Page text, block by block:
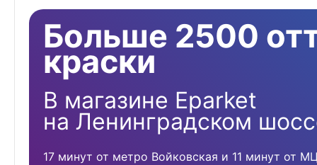
Больше 2500
краски
В магазине Eparket
на Ленинградском
17 минут от метро Войковская и 11 минут от